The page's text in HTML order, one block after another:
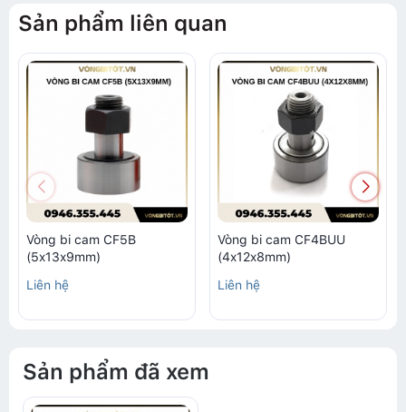
Sản phẩm liên quan
Vòng bi cam CF5B
(5x13x9mm)
Liên hệ
Vòng bi cam CF4BUU
(4x12x8mm)
Liên hệ
Sản phẩm đã xem